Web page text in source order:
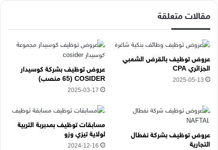
إ
ت
و
ن
ن
مقالات متعلقة
عروض توظيف بالقرض الشعبي
الجزائري CPA
2025-05-13
عروض توظيف بشركة كوسيدار
COSIDER (65 منصب)
2025-03-17
عروض توظيف بشركة نفطال
التجارية
مسابقات توظيف بمدبربة التربية
لولاية تيزي وزو
2024-12-16